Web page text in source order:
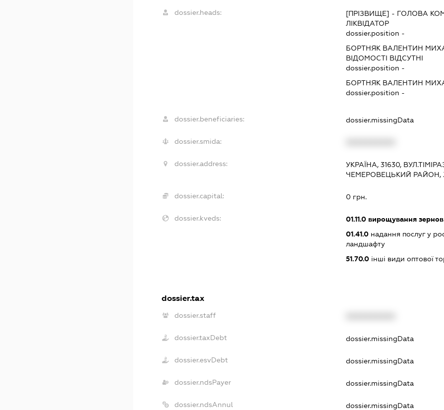
dossier.heads: [ПРІЗВИЩЕ] - ГОЛОВА
ЛІКВІДАТОР
dossier.position -
БОРТНЯК ВАЛЕНТИН
ВІДОМОСТІ ВІДСУТНІ
dossier.position -
БОРТНЯК ВАЛЕНТИН
dossier.position -
dossier.beneficiaries: dossier.missingData
dossier.smida:
dossier.address:
УКРАЇНА, 31630,
ЧЕМЕРОВЕЦЬКИЙ
dossier.capital: 0 грн.
dossier.kveds: 01.11.0вирощування
01.41.0надання послуг у
ландшафту
51.70.0інші види оптової
dossier.tax
dossier.staff
dossier.taxDebt dossier.missingData
dossier.esvDebt dossier.missingData
dossier.ndsPayer dossier.missingData
dossier.ndsAnnul dossier.missingData